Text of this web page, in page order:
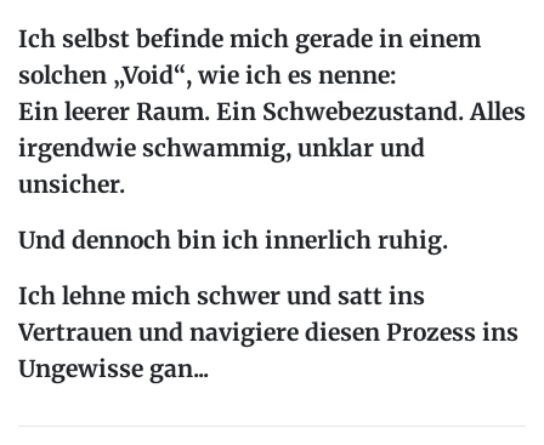
Ich selbst befinde mich gerade in einem
solchen „Void“, wie ich es nenne:
Ein leerer Raum. Ein Schwebezustand. Alles
irgendwie schwammig, unklar und
unsicher.
Und dennoch bin ich innerlich ruhig.
Ich lehne mich schwer und satt ins
Vertrauen und navigiere diesen Prozess ins
Ungewisse gan...